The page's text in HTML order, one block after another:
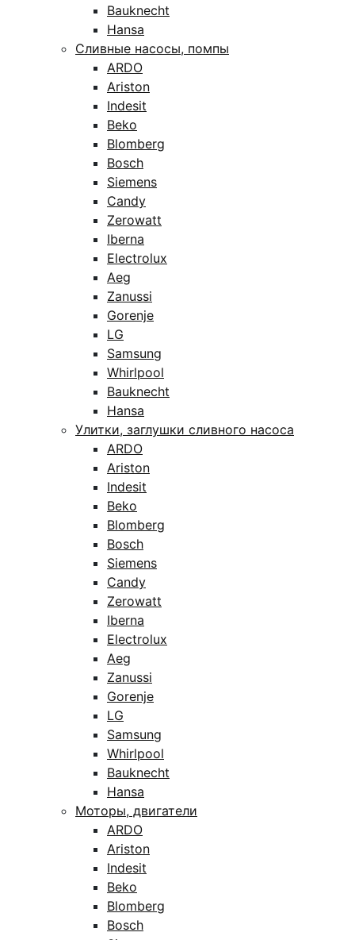
Bauknecht
Hansa
Сливные насосы, помпы
ARDO
Ariston
Indesit
Beko
Blomberg
Bosch
Siemens
Candy
Zerowatt
Iberna
Electrolux
Aeg
Zanussi
Gorenje
LG
Samsung
Whirlpool
Bauknecht
Hansa
Улитки, заглушки сливного насоса
ARDO
Ariston
Indesit
Beko
Blomberg
Bosch
Siemens
Candy
Zerowatt
Iberna
Electrolux
Aeg
Zanussi
Gorenje
LG
Samsung
Whirlpool
Bauknecht
Hansa
Моторы, двигатели
ARDO
Ariston
Indesit
Beko
Blomberg
Bosch